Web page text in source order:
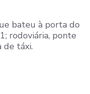
bateu à porta do
rodoviária, ponte
de táxi.